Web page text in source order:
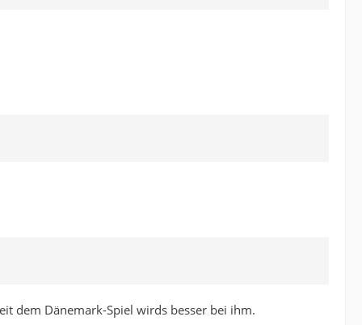
dem Dänemark-Spiel wirds besser bei ihm.